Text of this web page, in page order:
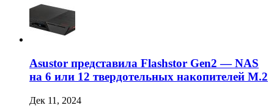
Asustor представила Flashstor Gen2 — NAS
на 6 или 12 твердотельных накопителей M.2
Дек 11, 2024